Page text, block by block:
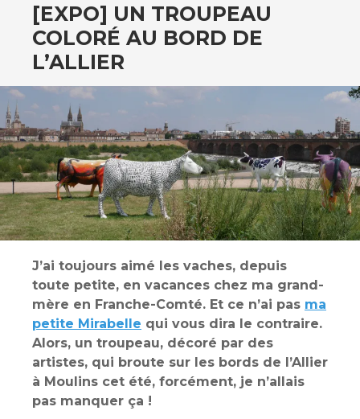
[EXPO] UN TROUPEAU
COLORÉ AU BORD DE
L’ALLIER
J’ai toujours aimé les vaches, depuis
toute petite, en vacances chez ma grand-
mère en Franche-Comté. Et ce n’ai pas ma
petite Mirabelle qui vous dira le contraire.
Alors, un troupeau, décoré par des
artistes, qui broute sur les bords de l’Allier
à Moulins cet été, forcément, je n’allais
pas manquer ça !